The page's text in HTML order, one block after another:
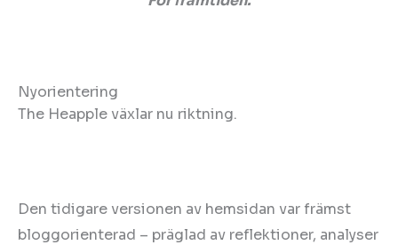
Nyorientering
The Heapple växlar nu riktning.
Den tidigare versionen av hemsidan var främst
bloggorienterad – präglad av reflektioner, analyser